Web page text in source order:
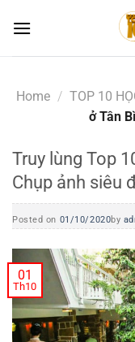
Home / TOP 10
ở Tân
Truy lùng Top
Chụp ảnh siêu
Posted on 01/10/2020by
01
Th10